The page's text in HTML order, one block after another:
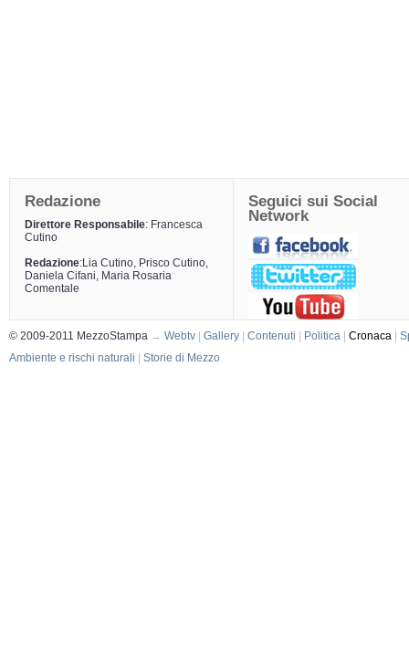
Redazione
Direttore Responsabile: Francesca
Cutino
Redazione:Lia Cutino, Prisco Cutino,
Daniela Cifani, Maria Rosaria
Comentale
Seguici sui Social
Network
© 2009-2011 MezzoStampa → Webtv Gallery Contenuti Politica Cronaca
Ambiente e rischi naturali Storie di Mezzo